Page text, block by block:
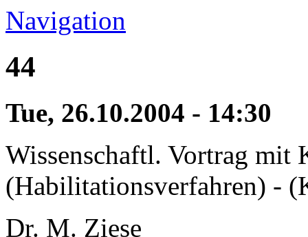
Navigation
44
Tue, 26.10.2004 - 14:30
Wissenschaftl. Vortrag mit
(Habilitationsverfahren) -
Dr. M. Ziese